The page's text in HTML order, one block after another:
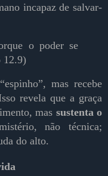
incapaz de salvar-
o poder se
12.9)
mas recebe
revela que a graça
mas sustenta o
não técnica;
do alto.